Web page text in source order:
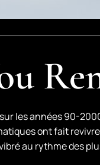
les années 90-
ont fait
au rythme des